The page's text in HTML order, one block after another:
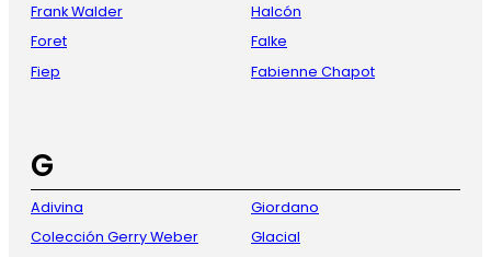
Frank Walder
Foret
Fiep
Halcón
Falke
Fabienne Chapot
G
Adivina
Colección Gerry Weber
Giordano
Glacial